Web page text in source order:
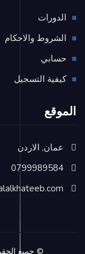
الدورات
الشروط والاحكام
حسابي
كيفية التسجيل
الموقع
عمان, الاردن
0799989584
© جميع